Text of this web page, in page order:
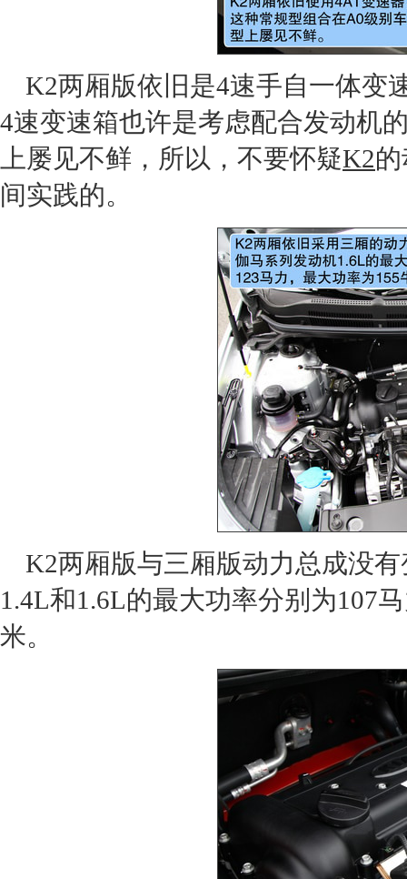
K2两厢版依旧是4速手自一体变
4速变速箱也许是考虑配合发动机
上屡见不鲜，所以，不要怀疑K2
间实践的。
K2两厢版与三厢版动力总成没
1.4L和1.6L的最大功率分别为107
米。